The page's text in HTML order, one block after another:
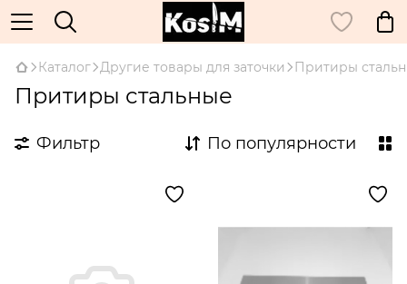
Каталог Другие товары для заточки Притиры
Притиры стальные
Фильтр По популярности